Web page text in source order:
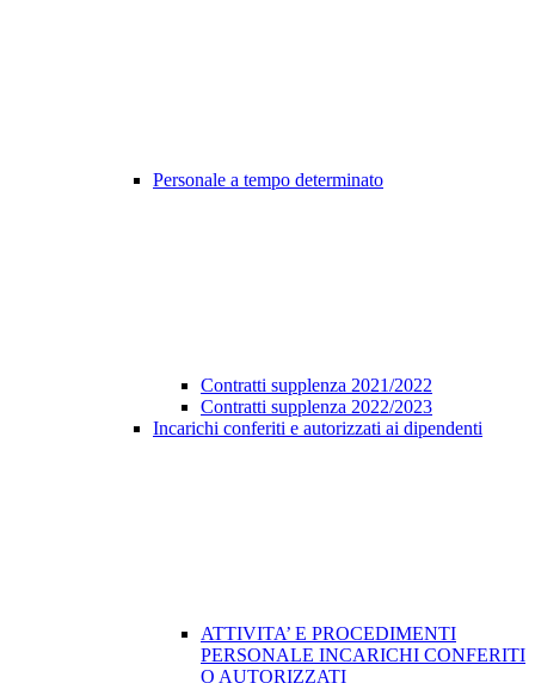
Personale a tempo determinato
Contratti supplenza 2021/2022
Contratti supplenza 2022/2023
Incarichi conferiti e autorizzati ai dipendenti
ATTIVITA’ E PROCEDIMENTI
PERSONALE INCARICHI CONFERITI
O AUTORIZZATI